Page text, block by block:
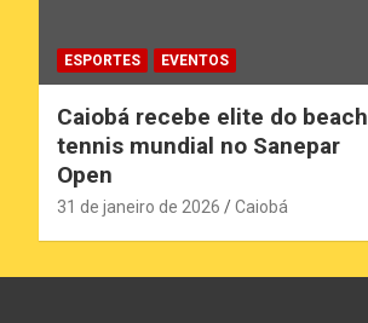
ESPORTES EVENTOS
Caiobá recebe elite do beach
tennis mundial no Sanepar
Open
31 de janeiro de 2026 Caiobá